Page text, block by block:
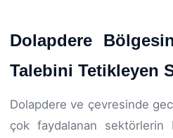
Dolapdere
Talebini Tetikleyen
Dolapdere ve çevresinde
çok faydalanan sektörlerin